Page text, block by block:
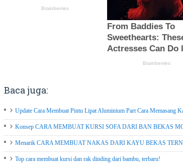
Baca juga:
Update Cara Membuat Pintu Lipat Aluminium Part Cara Memasang
Konsep CARA MEMBUAT KURSI SOFA DARI BAN BEKAS
Menarik CARA MEMBUAT NAKAS DARI KAYU BEKAS
Top cara membuat kursi dan rak dinding dari bambu, terbaru!